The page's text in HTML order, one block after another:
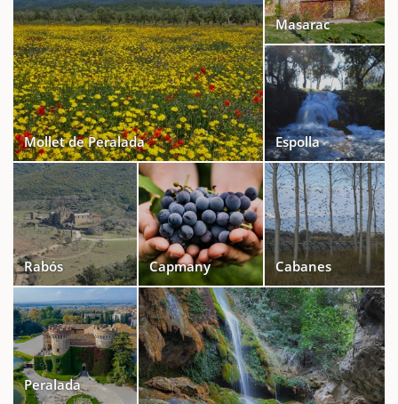
Mollet de Peralada
Masarac
Espolla
Rabós Capmany Cabanes
Peralada